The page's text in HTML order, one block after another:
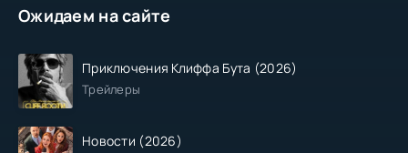
Ожидаем на сайте
Приключения Клиффа Бута (2026)
Трейлеры
Новости (2026)